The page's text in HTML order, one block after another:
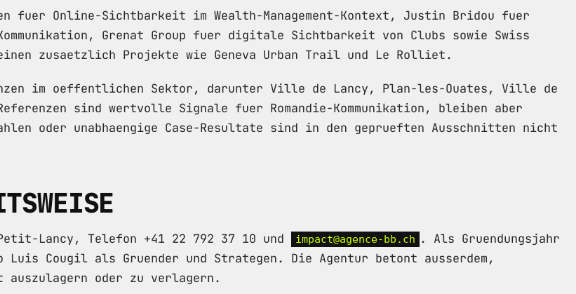
fuer Online-Sichtbarkeit im Wealth-Management-Kontext, Justin Bridou fuer
Grenat Group fuer digitale Sichtbarkeit von Clubs sowie Swiss
zusaetzlich Projekte wie Geneva Urban Trail und Le Rolliet.
im oeffentlichen Sektor, darunter Ville de Lancy, Plan-les-Ouates, Ville de
sind wertvolle Signale fuer Romandie-Kommunikation, bleiben aber
oder unabhaengige Case-Resultate sind in den geprueften Ausschnitten nicht
Lancy, Telefon +41 22 792 37 10 und impact@agence-bb.ch . Als Gruendungsjahr
Cougil als Gruender und Strategen. Die Agentur betont ausserdem,
oder zu verlagern.